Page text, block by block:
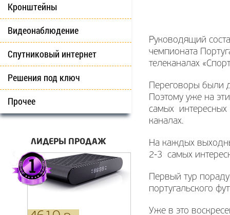
Кронштейны
Видеонаблюдение
Спутниковый интернет
Решения под ключ
Прочее
ЛИДЕРЫ ПРОДАЖ
Руководящий
чемпионата
телеканалах
Переговоры были
Поэтому уже на
самых интересных
каналах.
На каждых
2-3 самых
Первый тур
португальского
Уже в это